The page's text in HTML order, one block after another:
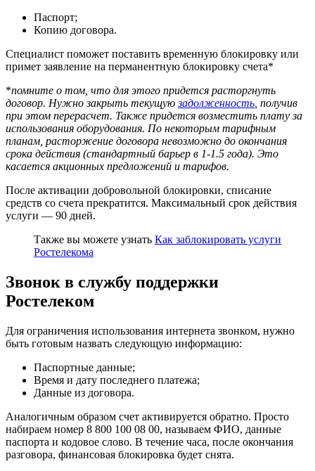
Паспорт;
Копию договора.
Специалист поможет поставить временную блокировку или
примет заявление на перманентную блокировку счета*
*помните о том, что для этого придется расторгнуть
договор. Нужно закрыть текущуюзадолженность , получив
при этом перерасчет. Также придется возместить плату за
использования оборудования. По некоторым тарифным
планам, расторжение договора невозможно до окончания
срока действия (стандартный барьер в 1-1.5 года). Это
касается акционных предложений и тарифов.
После активации добровольной блокировки, списание
средств со счета прекратится. Максимальный срок действия
услуги — 90 дней.
Также вы можете узнать Как заблокировать услуги
Ростелекома
Звонок в службу поддержки
Ростелеком
Для ограничения использования интернета звонком, нужно
быть готовым назвать следующую информацию:
Паспортные данные;
Время и дату последнего платежа;
Данные из договора.
Аналогичным образом счет активируется обратно. Просто
набираем номер 8 800 100 08 00, называем ФИО, данные
паспорта и кодовое слово. В течение часа, после окончания
разговора, финансовая блокировка будет снята.